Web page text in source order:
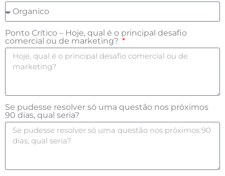
Ponto Crítico – Hoje, qual é o principal desafio
comercial ou de marketing?
Se pudesse resolver só uma questão nos próximos
90 dias, qual seria?